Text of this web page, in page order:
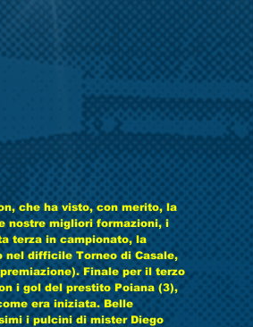
che ha visto, con merito, la
nostre migliori formazioni, i
terza in campionato, la
nel difficile Torneo di Casale,
Finale per il terzo
i gol del prestito Poiana (3),
era iniziata. Belle
i pulcini di mister Diego